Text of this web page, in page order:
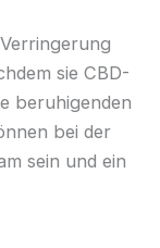
sie CBD-
beruhigenden
bei der
sein und ein